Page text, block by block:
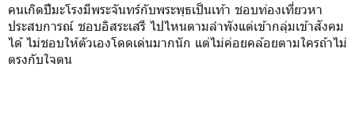
คนเกิดปีมะโรงมีพระจันทร์กับพระพุธเป็นเท้า ชอบท่องเที่ยวหา
ประสบการณ์ ชอบอิสระเสรี ไปไหนตามลำพังแต่เข้ากลุ่มเข้าสังคม
ได้ ไม่ชอบให้ตัวเองโดดเด่นมากนัก แต่ไม่ค่อยคล้อยตามใครถ้าไม่
ตรงกับใจตน